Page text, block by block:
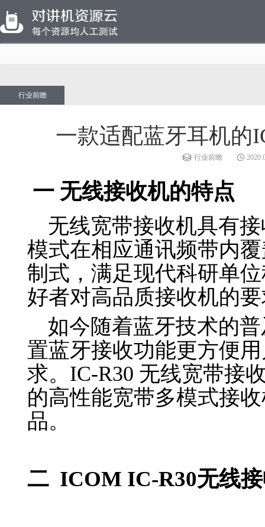
行业前瞻
一款适配蓝牙耳机的
行业前瞻
一 无线接收机的特点
无线宽带接收机具有
模式在相应通讯频带内
制式，满足现代科研单
好者对高品质接收机的
如今随着蓝牙技术的
置蓝牙接收功能更方便
求。 IC-R30 无线宽带接
的高性能宽带多模式接
品。
二 ICOM IC-R30无线